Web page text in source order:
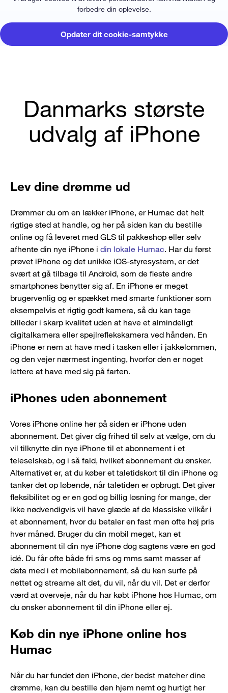
forbedre din oplevelse.
Opdater dit cookie-samtykke
Danmarks største
udvalg af iPhone
Lev dine drømme ud
Drømmer du om en lækker iPhone, er Humac det helt
rigtige sted at handle, og her på siden kan du bestille
online og få leveret med GLS til pakkeshop eller selv
afhente din nye iPhone i din lokale Humac. Har du først
prøvet iPhone og det unikke iOS-styresystem, er det
svært at gå tilbage til Android, som de fleste andre
smartphones benytter sig af. En iPhone er meget
brugervenlig og er spækket med smarte funktioner som
eksempelvis et rigtig godt kamera, så du kan tage
billeder i skarp kvalitet uden at have et almindeligt
digitalkamera eller spejlreflekskamera ved hånden. En
iPhone er nem at have med i tasken eller i jakkelommen,
og den vejer nærmest ingenting, hvorfor den er noget
lettere at have med sig på farten.
iPhones uden abonnement
Vores iPhone online her på siden er iPhone uden
abonnement. Det giver dig frihed til selv at vælge, om du
vil tilknytte din nye iPhone til et abonnement i et
teleselskab, og i så fald, hvilket abonnement du ønsker.
Alternativet er, at du køber et taletidskort til din iPhone og
tanker det op løbende, når taletiden er opbrugt. Det giver
fleksibilitet og er en god og billig løsning for mange, der
ikke nødvendigvis vil have glæde af de klassiske vilkår i
et abonnement, hvor du betaler en fast men ofte høj pris
hver måned. Bruger du din mobil meget, kan et
abonnement til din nye iPhone dog sagtens være en god
idé. Du får ofte både fri sms og mms samt masser af
data med i et mobilabonnement, så du kan surfe på
nettet og streame alt det, du vil, når du vil. Det er derfor
værd at overveje, når du har købt iPhone hos Humac, om
du ønsker abonnement til din iPhone eller ej.
Køb din nye iPhone online hos
Humac
Når du har fundet den iPhone, der bedst matcher dine
drømme, kan du bestille den hjem nemt og hurtigt her